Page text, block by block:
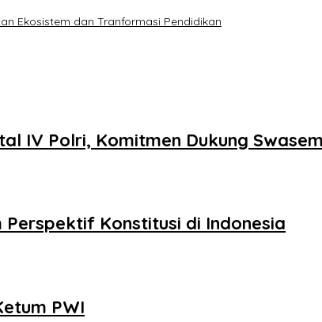
Ekosistem dan Tranformasi Pendidikan
IV Polri, Komitmen Dukung
Konstitusi di Indonesia
PWI